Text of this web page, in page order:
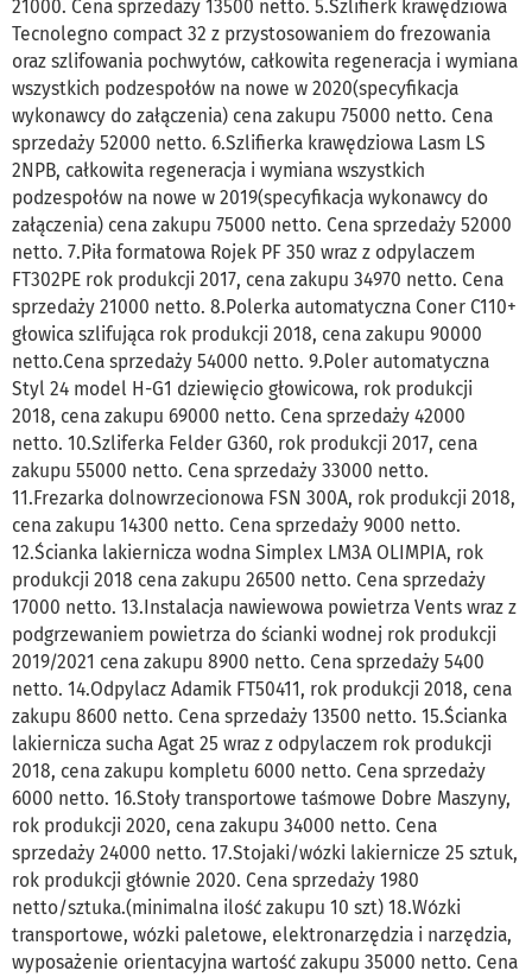
21000. Cena sprzedaży 13500 netto. 5.Szlifierk krawędziowa
Tecnolegno compact 32 z przystosowaniem do frezowania
oraz szlifowania pochwytów, całkowita regeneracja i wymiana
wszystkich podzespołów na nowe w 2020(specyfikacja
wykonawcy do załączenia) cena zakupu 75000 netto. Cena
sprzedaży 52000 netto. 6.Szlifierka krawędziowa Lasm LS
2NPB, całkowita regeneracja i wymiana wszystkich
podzespołów na nowe w 2019(specyfikacja wykonawcy do
załączenia) cena zakupu 75000 netto. Cena sprzedaży 52000
netto. 7.Piła formatowa Rojek PF 350 wraz z odpylaczem
FT302PE rok produkcji 2017, cena zakupu 34970 netto. Cena
sprzedaży 21000 netto. 8.Polerka automatyczna Coner C110+
głowica szlifująca rok produkcji 2018, cena zakupu 90000
netto.Cena sprzedaży 54000 netto. 9.Poler automatyczna
Styl 24 model H-G1 dziewięcio głowicowa, rok produkcji
2018, cena zakupu 69000 netto. Cena sprzedaży 42000
netto. 10.Szliferka Felder G360, rok produkcji 2017, cena
zakupu 55000 netto. Cena sprzedaży 33000 netto.
11.Frezarka dolnowrzecionowa FSN 300A, rok produkcji 2018,
cena zakupu 14300 netto. Cena sprzedaży 9000 netto.
12.Ścianka lakiernicza wodna Simplex LM3A OLIMPIA, rok
produkcji 2018 cena zakupu 26500 netto. Cena sprzedaży
17000 netto. 13.Instalacja nawiewowa powietrza Vents wraz z
podgrzewaniem powietrza do ścianki wodnej rok produkcji
2019/2021 cena zakupu 8900 netto. Cena sprzedaży 5400
netto. 14.Odpylacz Adamik FT50411, rok produkcji 2018, cena
zakupu 8600 netto. Cena sprzedaży 13500 netto. 15.Ścianka
lakiernicza sucha Agat 25 wraz z odpylaczem rok produkcji
2018, cena zakupu kompletu 6000 netto. Cena sprzedaży
6000 netto. 16.Stoły transportowe taśmowe Dobre Maszyny,
rok produkcji 2020, cena zakupu 34000 netto. Cena
sprzedaży 24000 netto. 17.Stojaki/wózki lakiernicze 25 sztuk,
rok produkcji głównie 2020. Cena sprzedaży 1980
netto/sztuka.(minimalna ilość zakupu 10 szt) 18.Wózki
transportowe, wózki paletowe, elektronarzędzia i narzędzia,
wyposażenie orientacyjna wartość zakupu 35000 netto. Cena